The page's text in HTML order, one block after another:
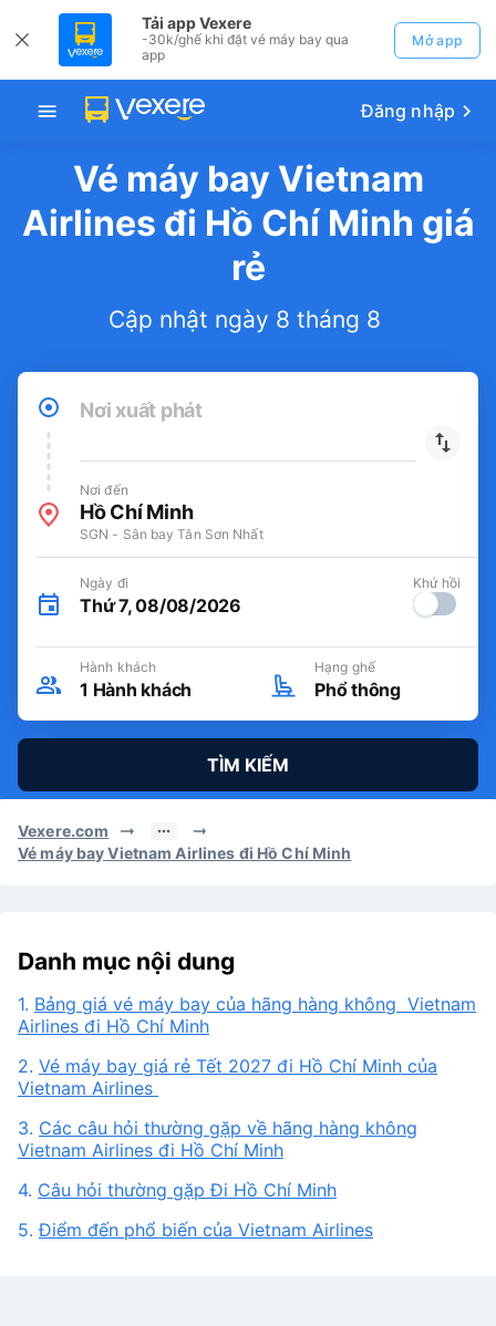
Tải app Vexere
-30k/ghế khi đặt vé máy bay qua
app
Mở app
Đăng nhập
Vé máy bay Vietnam
Airlines đi Hồ Chí Minh giá
rẻ
Cập nhật ngày 8 tháng 8
Nơi xuất phát
Nơi đến
Hồ Chí Minh
SGN - Sân bay Tân Sơn Nhất
Ngày đi
Thứ 7, 08/08/2026
Khứ hồi
Hành khách
1 Hành khách
Hạng ghế
Phổ thông
TÌM KIẾM
Vexere.com
Vé máy bay Vietnam Airlines đi Hồ Chí Minh
Danh mục nội dung
1. Bảng giá vé máy bay của hãng hàng không Vietnam
Airlines đi Hồ Chí Minh
2. Vé máy bay giá rẻ Tết 2027 đi Hồ Chí Minh của
Vietnam Airlines
3. Các câu hỏi thường gặp về hãng hàng không
Vietnam Airlines đi Hồ Chí Minh
4. Câu hỏi thường gặp Đi Hồ Chí Minh
5.Điểm đến phổ biến của Vietnam Airlines